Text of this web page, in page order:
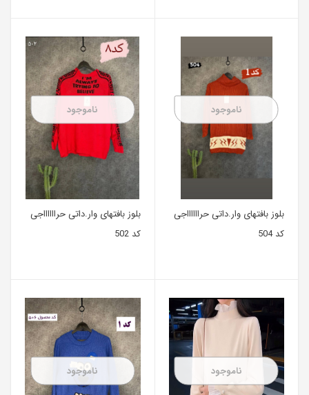
بلوز بافتهای وا‌ر.داتی حرااااااجی
کد 504
ناموجود
بلوز بافتهای وا‌ر.داتی حرااااااجی
کد 502
ناموجود
ناموجود ناموجود